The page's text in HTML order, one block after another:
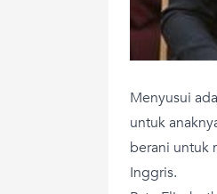
Menyusui
untuk
berani untuk
Inggris.